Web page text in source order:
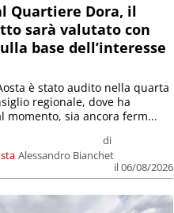
Quartiere Dora, il
sarà valutato con
base dell’interesse
di
Alessandro Bianchet
il 06/08/2026
è stato audito nella quarta
regionale, dove ha
momento, sia ancora ferm...